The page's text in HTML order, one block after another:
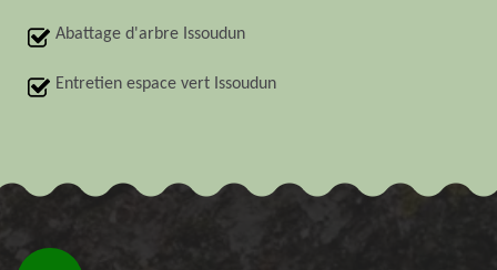
Abattage d'arbre Issoudun
Entretien espace vert Issoudun